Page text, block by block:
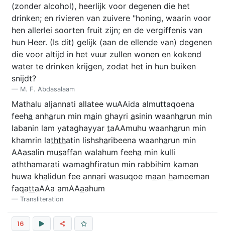
(zonder alcohol), heerlijk voor degenen die het
drinken; en rivieren van zuivere "honing, waarin voor
hen allerlei soorten fruit zijn; en de vergiffenis van
hun Heer. (Is dit) gelijk (aan de ellende van) degenen
die voor altijd in het vuur zullen wonen en kokend
water te drinken krijgen, zodat het in hun buiken
snijdt?
M. F. Abdasalaam
Mathalu aljannati allatee wuAAida almuttaqoena
feeha anharun min main ghayri asinin waanharun min
labanin lam yataghayyar taAAmuhu waanharun min
khamrin laththatin lishsharibeena waanharun min
AAasalin musaffan walahum feeha min kulli
aththamarati wamaghfiratun min rabbihim kaman
huwa khalidun fee annari wasuqoe maan hameeman
faqattaAAa amAAaahum
Transliteration
16